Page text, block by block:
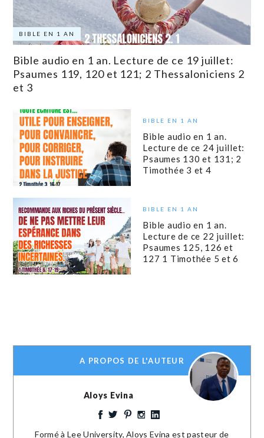
BIBLE EN 1 AN
Bible audio en 1 an. Lecture de ce 19 juillet:
Psaumes 119, 120 et 121; 2 Thessaloniciens 2
et 3
BIBLE EN 1 AN
Bible audio en 1 an.
Lecture de ce 24 juillet:
Psaumes 130 et 131; 2
Timothée 3 et 4
BIBLE EN 1 AN
Bible audio en 1 an.
Lecture de ce 22 juillet:
Psaumes 125, 126 et
127 1 Timothée 5 et 6
A PROPOS DE L'AUTEUR
Aloys Evina
Formé à Lee University, Aloys Evina est pasteur de